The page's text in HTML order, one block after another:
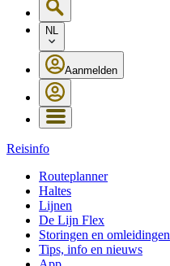
NL
Aanmelden
Reisinfo
Routeplanner
Haltes
Lijnen
De Lijn Flex
Storingen en omleidingen
Tips, info en nieuws